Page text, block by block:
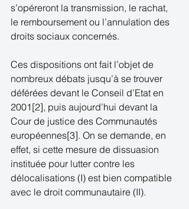
s’opéreront la transmission, le rachat,
le remboursement ou l’annulation des
droits sociaux concernés.
Ces dispositions ont fait l’objet de
nombreux débats jusqu’à se trouver
déférées devant le Conseil d’Etat en
2001[2], puis aujourd’hui devant la
Cour de justice des Communautés
européennes[3]. On se demande, en
effet, si cette mesure de dissuasion
instituée pour lutter contre les
délocalisations (I) est bien compatible
avec le droit communautaire (II).